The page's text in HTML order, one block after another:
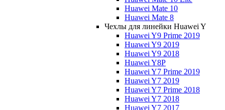
Huawei Mate 10
Huawei Mate 8
Чехлы для линейки Huawei Y
Huawei Y9 Prime 2019
Huawei Y9 2019
Huawei Y9 2018
Huawei Y8P
Huawei Y7 Prime 2019
Huawei Y7 2019
Huawei Y7 Prime 2018
Huawei Y7 2018
Huawei Y7 2017